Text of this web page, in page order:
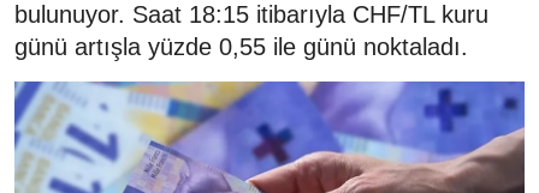
bulunuyor. Saat 18:15 itibarıyla CHF/TL kuru
günü artışla yüzde 0,55 ile günü noktaladı.